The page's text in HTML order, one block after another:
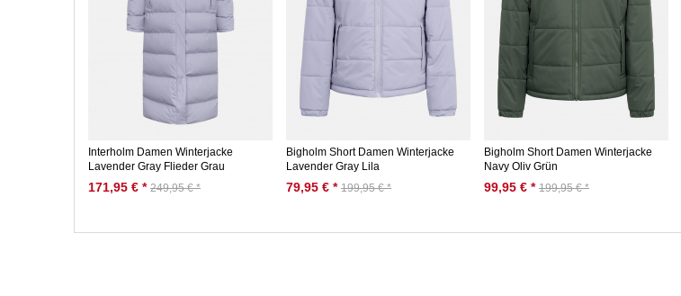
Interholm Damen Winterjacke
Lavender Gray Flieder Grau
171,95 € * 249,95 € *
Bigholm Short Damen Winterjacke
Lavender Gray Lila
79,95 € * 199,95 € *
Bigholm Short Damen Winterjacke
Navy Oliv Grün
99,95 € * 199,95 € *